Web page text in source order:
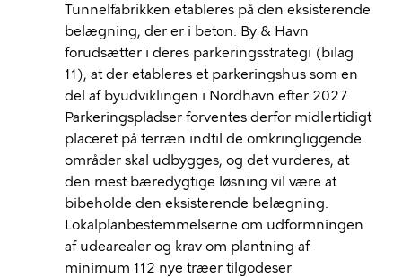
Tunnelfabrikken etableres på den eksisterende
belægning, der er i beton. By & Havn
forudsætter i deres parkeringsstrategi (bilag
11), at der etableres et parkeringshus som en
del af byudviklingen i Nordhavn efter 2027.
Parkeringspladser forventes derfor midlertidigt
placeret på terræn indtil de omkringliggende
områder skal udbygges, og det vurderes, at
den mest bæredygtige løsning vil være at
bibeholde den eksisterende belægning.
Lokalplanbestemmelserne om udformningen
af udearealer og krav om plantning af
minimum 112 nye træer tilgodeser